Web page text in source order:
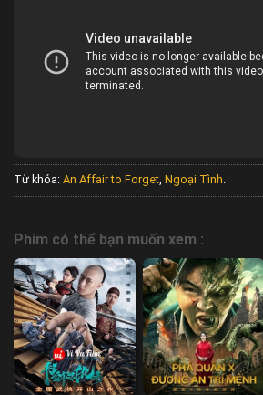
Từ khóa: An Affair to Forget, Ngoại Tình.
Phim có thể bạn muốn xem :